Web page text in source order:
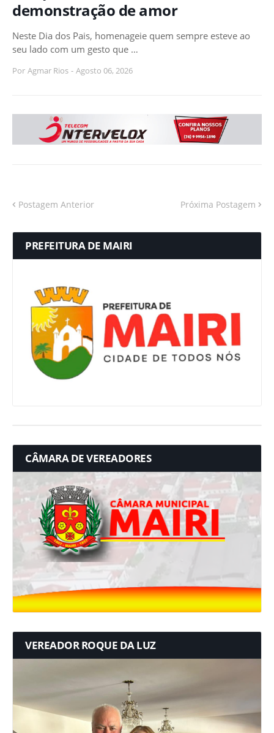
demonstração de amor
Neste Dia dos Pais, homenageie quem sempre esteve ao
seu lado com um gesto que …
Por Agmar Rios - Agosto 06, 2026
Postagem Anterior Próxima Postagem
PREFEITURA DE MAIRI
CÂMARA DE VEREADORES
VEREADOR ROQUE DA LUZ